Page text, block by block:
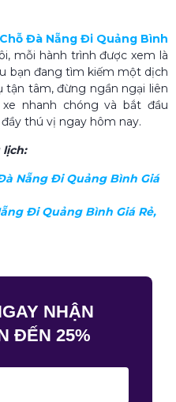
Đà Nẵng Đi Quảng Bình
mỗi hành trình được xem là
bạn đang tìm kiếm một dịch
tận tâm, đừng ngần ngại liên
nhanh chóng và bắt đầu
thú vị ngay hôm nay.
lịch:
Nẵng Đi Quảng Bình Giá
Đi Quảng Bình Giá Rẻ,
NHẬN
ĐẾN 25%